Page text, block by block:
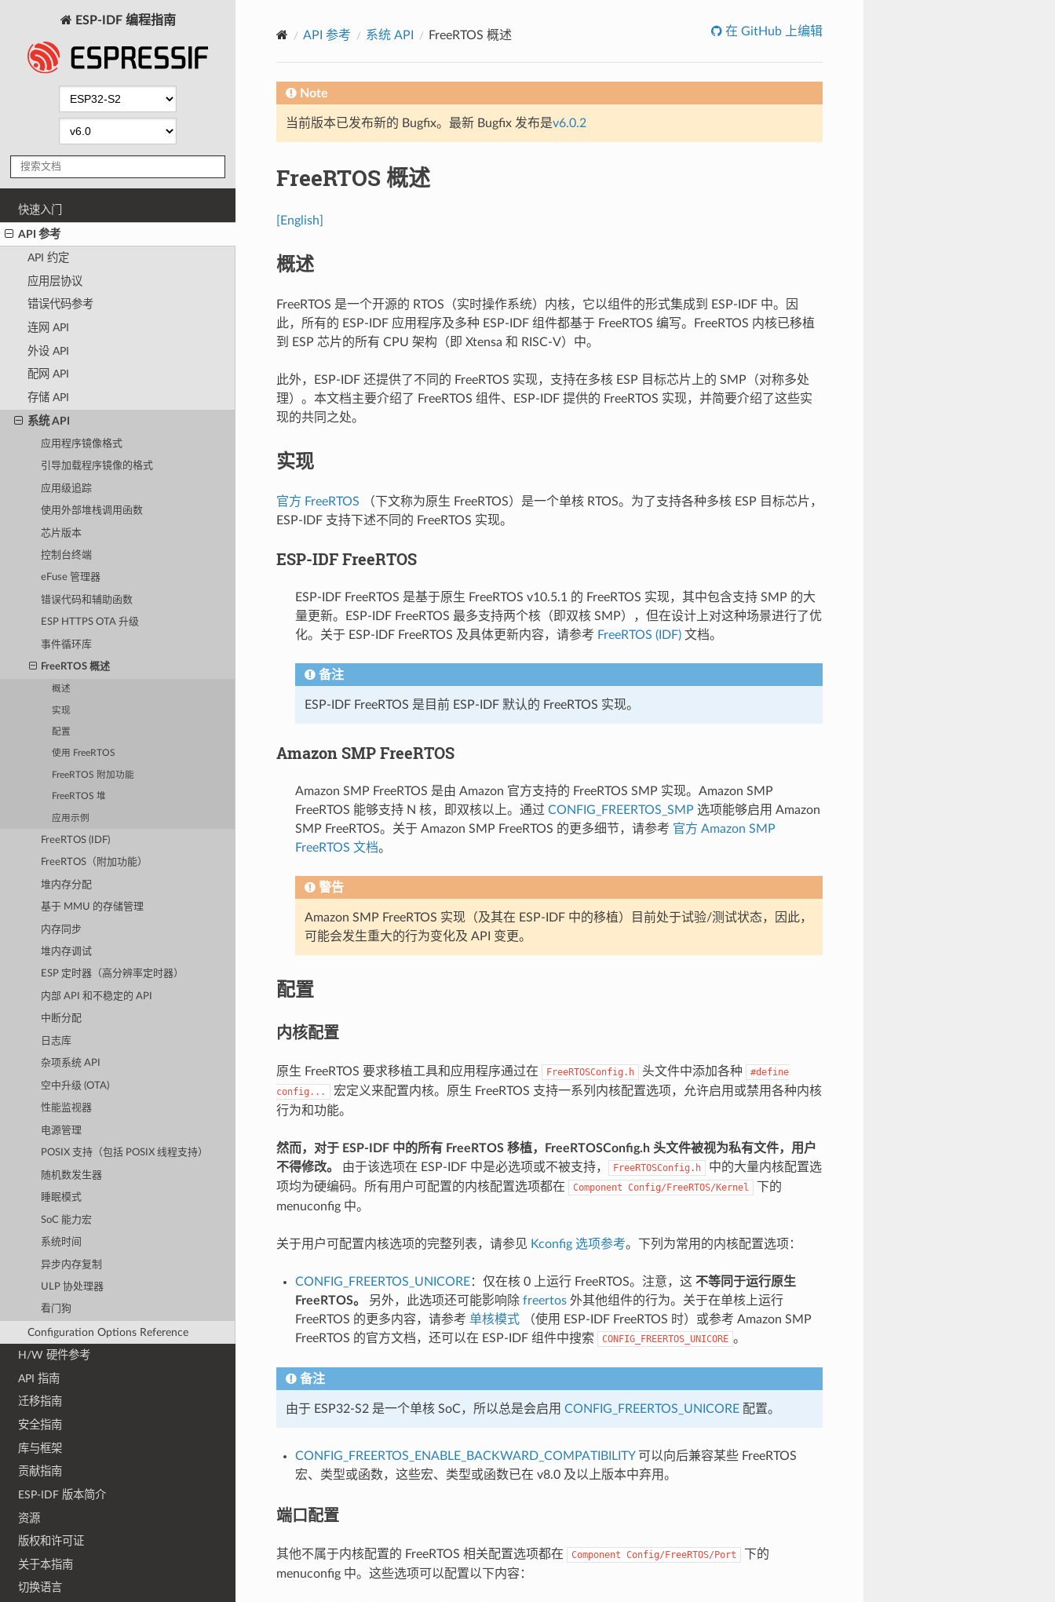
ESP-IDF 编程指南
快速入门
API 参考
API 约定
应用层协议
错误代码参考
连网 API
外设 API
配网 API
存储 API
系统 API
应用程序镜像格式
引导加载程序镜像的格式
应用级追踪
使用外部堆栈调用函数
芯片版本
控制台终端
eFuse 管理器
错误代码和辅助函数
ESP HTTPS OTA 升级
事件循环库
FreeRTOS 概述
概述
实现
配置
使用 FreeRTOS
FreeRTOS 附加功能
FreeRTOS 堆
应用示例
FreeRTOS (IDF)
FreeRTOS（附加功能）
堆内存分配
基于 MMU 的存储管理
内存同步
堆内存调试
ESP 定时器（高分辨率定时器）
内部 API 和不稳定的 API
中断分配
日志库
杂项系统 API
空中升级 (OTA)
性能监视器
电源管理
POSIX 支持（包括 POSIX 线程支持）
随机数发生器
睡眠模式
SoC 能力宏
系统时间
异步内存复制
ULP 协处理器
看门狗
Configuration Options Reference
H/W 硬件参考
API 指南
迁移指南
安全指南
库与框架
贡献指南
ESP-IDF 版本简介
资源
版权和许可证
关于本指南
切换语言
API 参考 系统 API FreeRTOS 概述 在 GitHub 上编辑
Note
当前版本已发布新的 Bugfix。最新 Bugfix 发布是v6.0.2
FreeRTOS 概述
[English]
概述
FreeRTOS 是一个开源的 RTOS（实时操作系统）内核，它以组件的形式集成到 ESP-IDF 中。因
此，所有的 ESP-IDF 应用程序及多种 ESP-IDF 组件都基于 FreeRTOS 编写。FreeRTOS 内核已移植
到 ESP 芯片的所有 CPU 架构（即 Xtensa 和 RISC-V）中。
此外，ESP-IDF 还提供了不同的 FreeRTOS 实现，支持在多核 ESP 目标芯片上的 SMP（对称多处
理）。本文档主要介绍了 FreeRTOS 组件、ESP-IDF 提供的 FreeRTOS 实现，并简要介绍了这些实
现的共同之处。
实现
官方 FreeRTOS （下文称为原生 FreeRTOS）是一个单核 RTOS。为了支持各种多核 ESP 目标芯片，
ESP-IDF 支持下述不同的 FreeRTOS 实现。
ESP-IDF FreeRTOS
ESP-IDF FreeRTOS 是基于原生 FreeRTOS v10.5.1 的 FreeRTOS 实现，其中包含支持 SMP 的大
量更新。ESP-IDF FreeRTOS 最多支持两个核（即双核 SMP），但在设计上对这种场景进行了优
化。关于 ESP-IDF FreeRTOS 及具体更新内容，请参考 FreeRTOS (IDF)文档。
备注
ESP-IDF FreeRTOS 是目前 ESP-IDF 默认的 FreeRTOS 实现。
Amazon SMP FreeRTOS
Amazon SMP FreeRTOS 是由 Amazon 官方支持的 FreeRTOS SMP 实现。Amazon SMP
FreeRTOS 能够支持 N 核，即双核以上。通过 CONFIG_FREERTOS_SMP 选项能够启用 Amazon
SMP FreeRTOS。关于 Amazon SMP FreeRTOS 的更多细节，请参考 官方 Amazon SMP
FreeRTOS 文档。
警告
Amazon SMP FreeRTOS 实现（及其在 ESP-IDF 中的移植）目前处于试验/测试状态，因此，
可能会发生重大的行为变化及 API 变更。
配置
内核配置
原生 FreeRTOS 要求移植工具和应用程序通过在 FreeRTOSConfig.h 头文件中添加各种
#define
config...
宏定义来配置内核。原生 FreeRTOS 支持一系列内核配置选项，允许启用或禁用各种内核
行为和功能。
然而，对于 ESP-IDF 中的所有 FreeRTOS 移植，FreeRTOSConfig.h 头文件被视为私有文件，用户
不得修改。
由于该选项在 ESP-IDF 中是必选项或不被支持， FreeRTOSConfig.h
中的大量内核配置选
项均为硬编码。所有用户可配置的内核配置选项都在
Component Config/FreeRTOS/Kernel
下的
menuconfig 中。
关于用户可配置内核选项的完整列表，请参见 Kconfig 选项参考。下列为常用的内核配置选项：
CONFIG_FREERTOS_UNICORE：仅在核 0 上运行 FreeRTOS。注意，这 不等同于运行原生
FreeRTOS。
另外，此选项还可能影响除 freertos外其他组件的行为。关于在单核上运行
FreeRTOS 的更多内容，请参考 单核模式（使用 ESP-IDF FreeRTOS 时）或参考 Amazon SMP
FreeRTOS 的官方文档，还可以在 ESP-IDF 组件中搜索
CONFIG_FREERTOS_UNICORE 。
备注
由于 ESP32-S2 是一个单核 SoC，所以总是会启用 CONFIG_FREERTOS_UNICORE配置。
CONFIG_FREERTOS_ENABLE_BACKWARD_COMPATIBILITY可以向后兼容某些 FreeRTOS
宏、类型或函数，这些宏、类型或函数已在 v8.0 及以上版本中弃用。
端口配置
其他不属于内核配置的 FreeRTOS 相关配置选项都在 Component Config/FreeRTOS/Port
下的
menuconfig 中。这些选项可以配置以下内容：